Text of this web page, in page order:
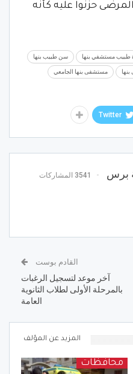
حزنوا عليه كأنه
طبيب مستشفي بنها سن طبيب بنها
مستشفى بنها الجامعي
Twitter
برس 3541 المشاركات
القادم بوست
آخر موعد لتسجيل الرغبات
بالمرحلة الأولى لطلاب الثانوية
العامة
المزيد عن المؤلف
محافظات